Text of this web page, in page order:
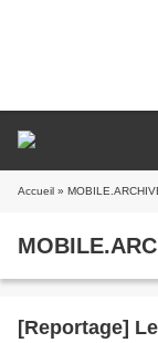
Accueil »
[Reportage]